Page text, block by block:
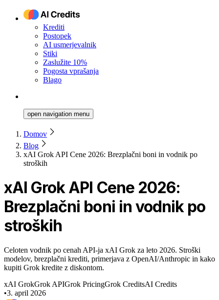
Krediti
Postopek
AI usmerjevalnik
Stiki
Zaslužite 10%
Pogosta vprašanja
Blago
open navigation menu
Domov
Blog
xAI Grok API Cene 2026: Brezplačni boni in vodnik po
stroških
xAI Grok API Cene 2026:
Brezplačni boni in vodnik po
stroških
Celoten vodnik po cenah API-ja xAI Grok za leto 2026. Stroški
modelov, brezplačni krediti, primerjava z OpenAI/Anthropic in kako
kupiti Grok kredite z diskontom.
xAI GrokGrok APIGrok PricingGrok CreditsAI Credits
•3. april 2026